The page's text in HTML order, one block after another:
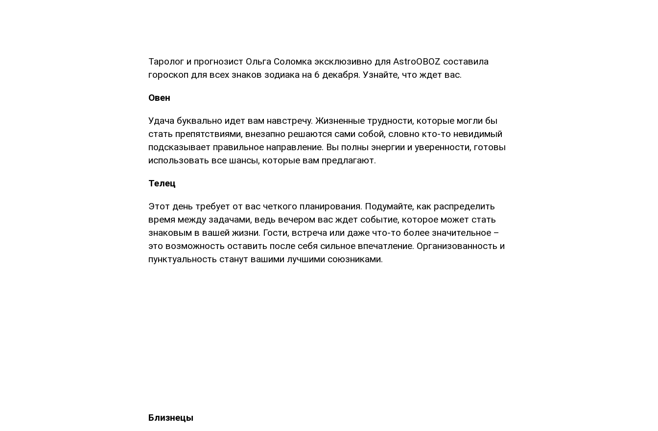
Таролог и прогнозист Ольга Соломка эксклюзивно для AstroOBOZ составила
гороскоп для всех знаков зодиака на 6 декабря. Узнайте, что ждет вас.
Овен
Удача буквально идет вам навстречу. Жизненные трудности, которые могли бы
стать препятствиями, внезапно решаются сами собой, словно кто-то невидимый
подсказывает правильное направление. Вы полны энергии и уверенности, готовы
использовать все шансы, которые вам предлагают.
Телец
Этот день требует от вас четкого планирования. Подумайте, как распределить
время между задачами, ведь вечером вас ждет событие, которое может стать
знаковым в вашей жизни. Гости, встреча или даже что-то более значительное –
это возможность оставить после себя сильное впечатление. Организованность и
пунктуальность станут вашими лучшими союзниками.
Близнецы